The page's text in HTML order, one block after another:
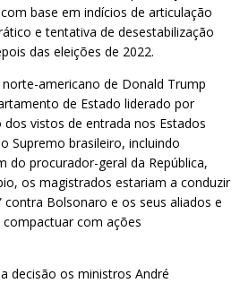
base em indícios de articulação
e tentativa de desestabilização
das eleições de 2022.
americano de Donald Trump
de Estado liderado por
vistos de entrada nos Estados
Supremo brasileiro, incluindo
do procurador-geral da República,
os magistrados estariam a conduzir
contra Bolsonaro e os seus aliados e
com ações
decisão os ministros André